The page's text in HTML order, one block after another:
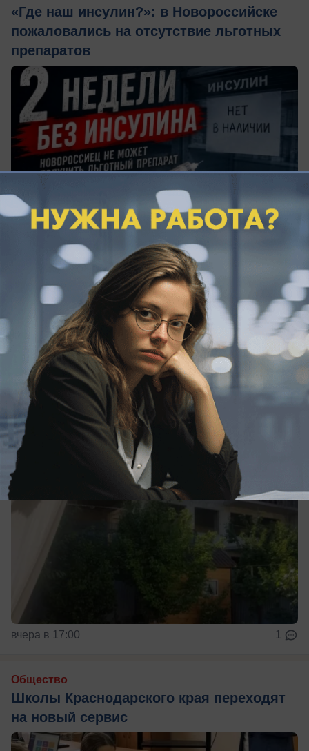
«Где наш инсулин?»: в Новороссийске
пожаловались на отсутствие льготных
препаратов
вчера в 17:40
Обращение в редакцию
«Вопрос жизни и смерти»: жители
Мысхако продолжают бороться со
скандальным домом на Сливина
вчера в 17:00 1
Общество
Школы Краснодарского края переходят
на новый сервис